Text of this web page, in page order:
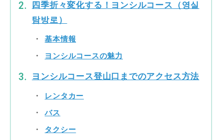
四季折々変化する！ヨンシルコース（영실
탐방로）
基本情報
ヨンシルコースの魅力
ヨンシルコース登山口までのアクセス方法
レンタカー
バス
タクシー